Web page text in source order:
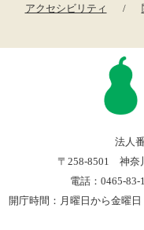
アクセシビリティ
法人
〒258-8501 神奈
電話：0465-83-
開庁時間：月曜日から金曜